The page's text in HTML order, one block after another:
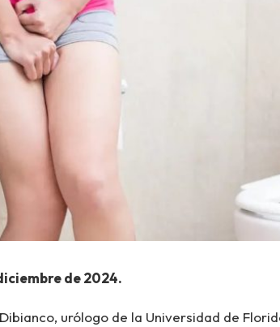
de 2024.
urólogo de la Universidad de